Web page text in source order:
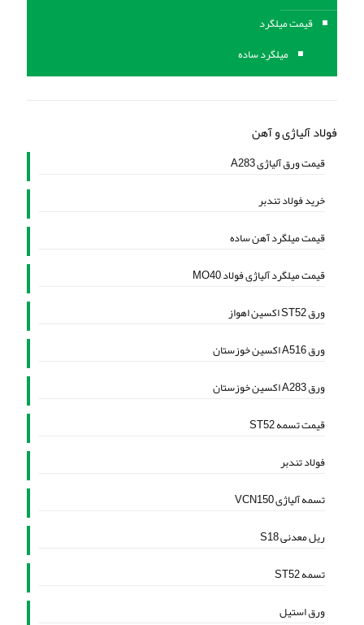
قیمت میلگرد
میلگرد ساده
فولاد آلیاژی و آهن
قیمت ورق آلیاژی A283
خرید فولاد تندبر
قیمت میلگرد آهن ساده
قیمت میلگرد آلیاژی فولاد MO40
ورق ST52 اکسین اهواز
ورق A516 اکسین خوزستان
ورق A283 اکسین خوزستان
قیمت تسمه ST52
فولاد تندبر
تسمه آلیاژی VCN150
ریل معدنی S18
تسمه ST52
ورق استیل